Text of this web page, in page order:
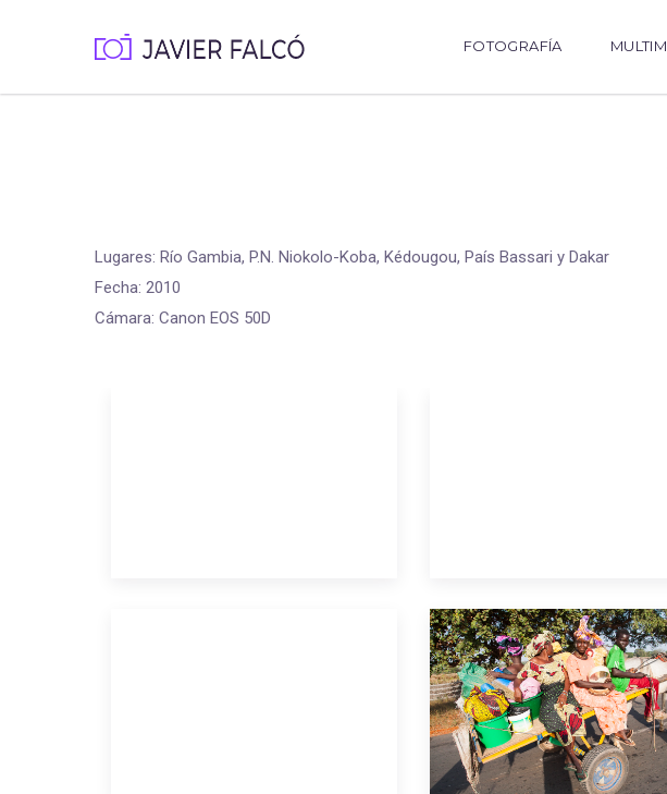
FOTOGRAFÍA
Lugares: Río Gambia, P.N. Niokolo-Koba, Kédougou, País Bassari y Dakar
Fecha: 2010
Cámara: Canon EOS 50D